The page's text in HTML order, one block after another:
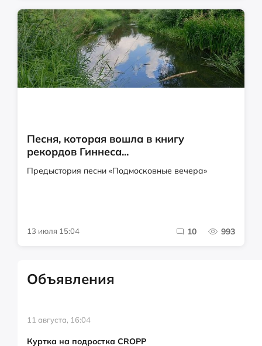
Песня, которая вошла в книгу
рекордов Гиннеса...
Предыстория песни «Подмосковные вечера»
13 июля 15:04 10 993
Объявления
11 августа, 16:04
Куртка на подростка CROPP